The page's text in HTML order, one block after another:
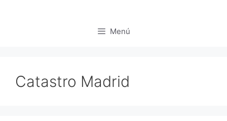
Menú
Catastro Madrid